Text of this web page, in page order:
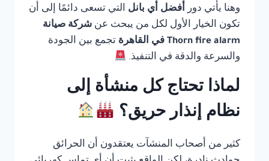
وهنا يأتي دور أفضل أي بانل التي تسعى دائمًا إلى أن
تكون الخيار الأول لكل من يبحث عن شركة صيانة
Thorn fire alarm في القاهرة
تجمع بين الجودة
والسرعة والدقة في التنفيذ.
لماذا تحتاج كل منشأة إلى
نظام إنذار حريق؟
كثير من أصحاب المنشآت يعتقدون أن الحرائق